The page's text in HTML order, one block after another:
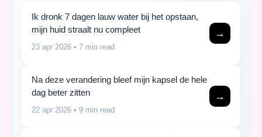
Ik dronk 7 dagen lauw water bij het opstaan,
mijn huid straalt nu compleet
23 apr 2026 • 7 min read
→
Na deze verandering bleef mijn kapsel de hele
dag beter zitten
22 apr 2026 • 9 min read
→